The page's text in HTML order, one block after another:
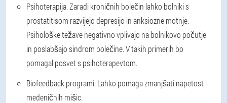
Psihoterapija. Zaradi kroničnih bolečin lahko bolniki s
prostatitisom razvijejo depresijo in anksiozne motnje.
Psihološke težave negativno vplivajo na bolnikovo počutje
in poslabšajo sindrom bolečine. V takih primerih bo
pomagal posvet s psihoterapevtom.
Biofeedback programi. Lahko pomaga zmanjšati napetost
medeničnih mišic.